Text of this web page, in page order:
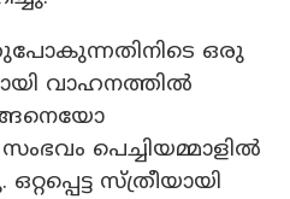
ഒരു
വാഹനത്തിൽ
പെച്ചിയമ്മാളിൽ
സ്ത്രീയായി